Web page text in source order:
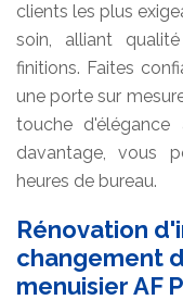
clients les plus
soin, alliant
finitions. Faites
une porte sur
touche
davantage, vous
heures de bureau.
Rénovation
changement
menuisier AF